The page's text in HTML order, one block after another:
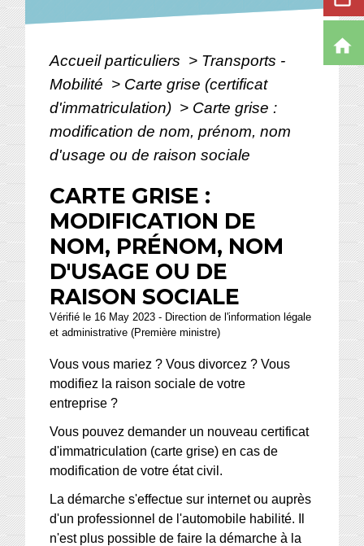
Accueil particuliers > Transports -
Mobilité > Carte grise (certificat
d'immatriculation) > Carte grise :
modification de nom, prénom, nom
d'usage ou de raison sociale
CARTE GRISE :
MODIFICATION DE
NOM, PRÉNOM, NOM
D'USAGE OU DE
RAISON SOCIALE
Vérifié le 16 May 2023 - Direction de l'information légale
et administrative (Première ministre)
Vous vous mariez ? Vous divorcez ? Vous
modifiez la raison sociale de votre
entreprise ?
Vous pouvez demander un nouveau certificat
d'immatriculation (carte grise) en cas de
modification de votre état civil.
La démarche s'effectue sur internet ou auprès
d'un professionnel de l'automobile habilité. Il
n'est plus possible de faire la démarche à la
home